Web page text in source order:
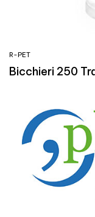
R-PET
Bicchieri 250